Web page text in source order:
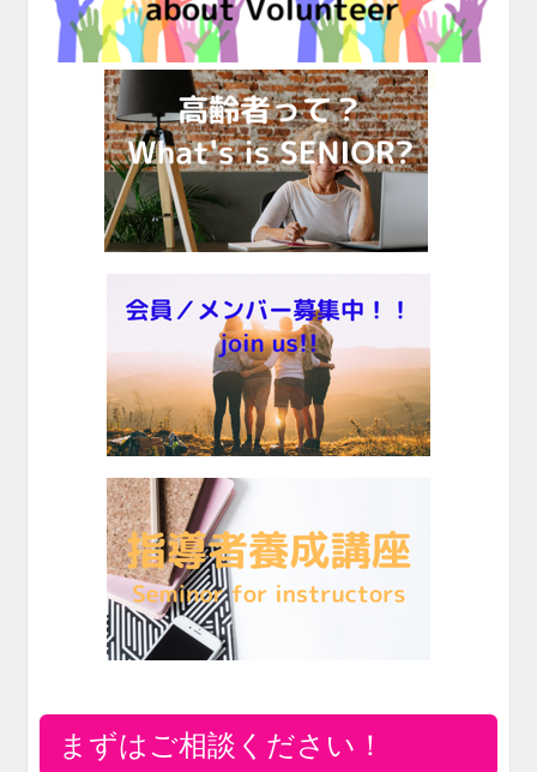
まずはご相談ください！